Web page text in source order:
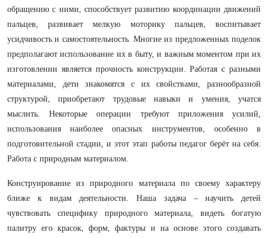
обращению с ними, способствует развитию координации движений
пальцев, развивает мелкую моторику пальцев, воспитывает
усидчивость и самостоятельность. Многие из предложенных поделок
предполагают использование их в быту, и важным моментом при их
изготовлении является прочность конструкции. Работая с разными
материалами, дети знакомятся с их свойствами, разнообразной
структурой, приобретают трудовые навыки и умения, учатся
мыслить. Некоторые операции требуют приложения усилий,
использования наиболее опасных инструментов, особенно в
подготовительной стадии, и этот этап работы педагог берёт на себя.
Работа с природным материалом.
Конструирование из природного материала по своему характеру
ближе к видам деятельности. Наша задача – научить детей
чувствовать специфику природного материала, видеть богатую
палитру его красок, форм, фактуры и на основе этого создавать